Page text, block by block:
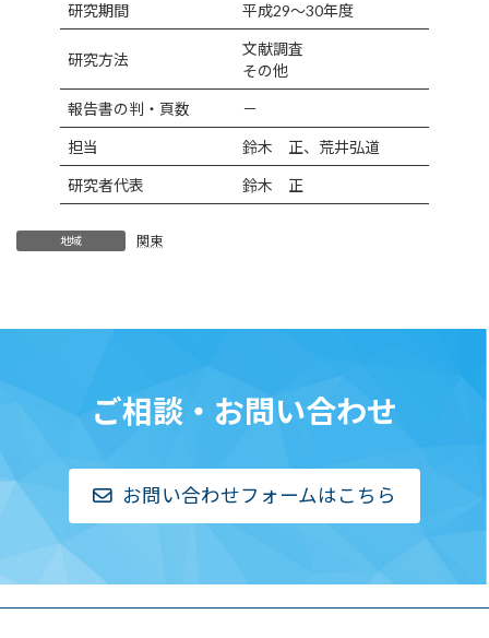
研究期間 平成29～30年度
研究方法
文献調査
その他
報告書の判・頁数 －
担当 鈴木 正、荒井弘道
研究者代表 鈴木 正
地域 関東
ご相談・お問い合わせ
お問い合わせフォームはこちら